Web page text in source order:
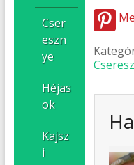
Cser
eszn
ye
Héjas
ok
Kajsz
i